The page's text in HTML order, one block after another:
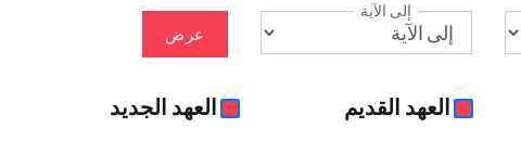
إلى الآية
عرض
العهد القديم العهد الجديد